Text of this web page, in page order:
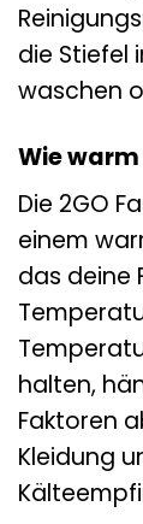
die Stiefel
waschen
Wie
Die 2GO
einem
das deine
halten,
Faktoren
Kleidung